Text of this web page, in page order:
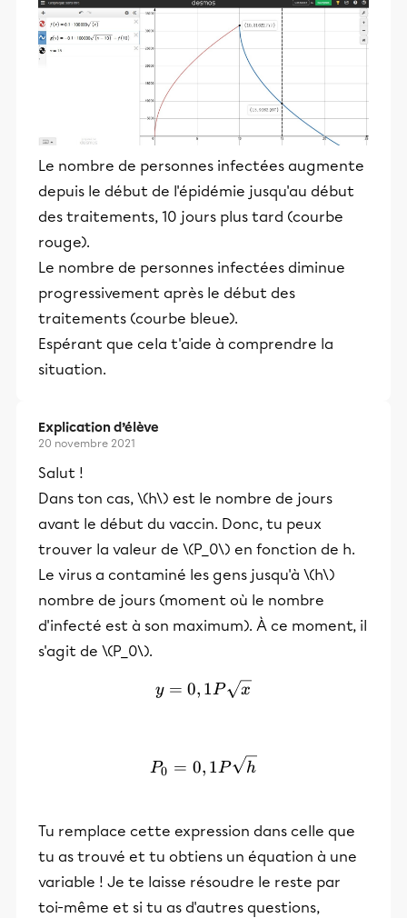
Le nombre de personnes infectées augmente
depuis le début de l'épidémie jusqu'au début
des traitements, 10 jours plus tard (courbe
rouge).
Le nombre de personnes infectées diminue
progressivement après le début des
traitements (courbe bleue).
Espérant que cela t'aide à comprendre la
situation.
Explication d’élève
20 novembre 2021
Salut !
Dans ton cas, \(h\) est le nombre de jours
avant le début du vaccin. Donc, tu peux
trouver la valeur de \(P_0\) en fonction de h.
Le virus a contaminé les gens jusqu'à \(h\)
nombre de jours (moment où le nombre
d'infecté est à son maximum). À ce moment, il
s'agit de \(P_0\).
y=0,1P\sqrt{x}
y = 0, 1P x
P_0=0,1P\sqrt{h}
P0 = 0, 1P h
Tu remplace cette expression dans celle que
tu as trouvé et tu obtiens un équation à une
variable ! Je te laisse résoudre le reste par
toi-même et si tu as d'autres questions,